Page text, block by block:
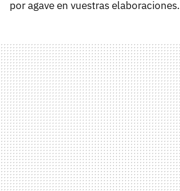
por agave en vuestras elaboraciones.